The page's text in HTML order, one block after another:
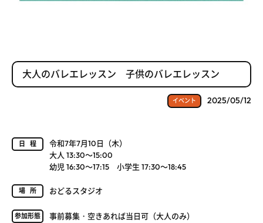
大人のバレエレッスン 子供のバレエレッスン
イベント 2025/05/12
日程
令和7年7月10日（木）
大人 13:30～15:00
幼児 16:30～17:15 小学生 17:30～18:45
場所 おどるスタジオ
参加形態 事前募集・空きあれば当日可（大人のみ）